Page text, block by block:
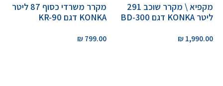
מקפיא \ מקרר שוכב 291
ליטר KONKA דגם BD-300
1,990.00
₪
מקרר משרדי כסוף 87 ליטר
KONKA דגם KR-90
799.00
₪